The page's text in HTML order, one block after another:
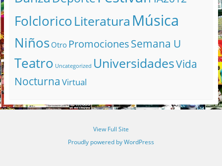
FolcloricoLiteratura Música
Niños Otro PromocionesSemana U
Teatro Uncategorized UniversidadesVida
Nocturna Virtual
View Full Site
Proudly powered by WordPress